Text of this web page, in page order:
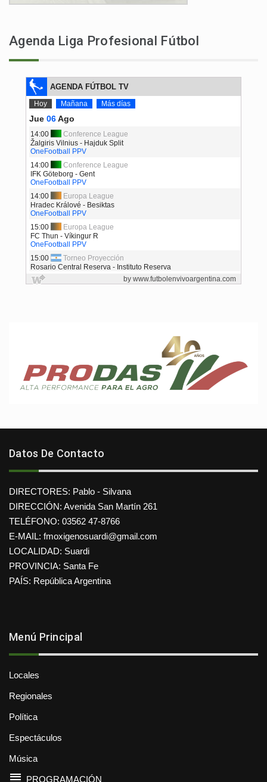
Agenda Liga Profesional Fútbol
Datos De Contacto
DIRECTORES: Pablo - Silvana
DIRECCIÓN: Avenida San Martín 261
TELÉFONO: 03562 47-8766
E-MAIL: fmoxigenosuardi@gmail.com
LOCALIDAD: Suardi
PROVINCIA: Santa Fe
PAÍS: República Argentina
Menú Principal
Locales
Regionales
Política
Espectáculos
Música
PROGRAMACIÓN